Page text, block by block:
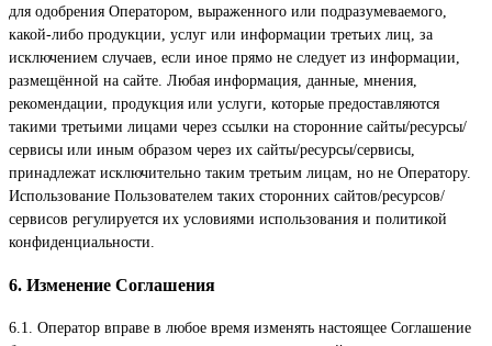
для одобрения Оператором, выраженного или подразумеваемого,
какой-либо продукции, услуг или информации третьих лиц, за
исключением случаев, если иное прямо не следует из информации,
размещённой на сайте. Любая информация, данные, мнения,
рекомендации, продукция или услуги, которые предоставляются
такими третьими лицами через ссылки на сторонние сайты/ресурсы/
сервисы или иным образом через их сайты/ресурсы/сервисы,
принадлежат исключительно таким третьим лицам, но не Оператору.
Использование Пользователем таких сторонних сайтов/ресурсов/
сервисов регулируется их условиями использования и политикой
конфиденциальности.
6. Изменение Соглашения
6.1. Оператор вправе в любое время изменять настоящее Соглашение